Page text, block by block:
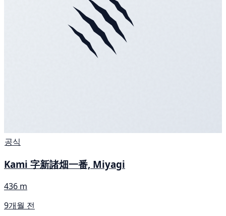
공식
Kami 字新諸畑一番, Miyagi
436 m
9개월 전